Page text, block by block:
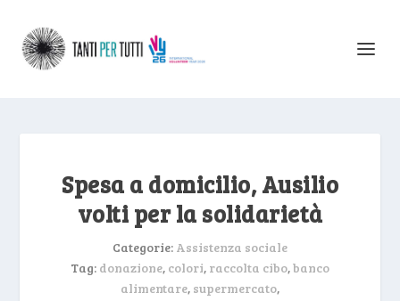
Spesa a domicilio, Ausilio
volti per la solidarietà
Categorie: Assistenza sociale
Tag: donazione, colori, raccolta cibo,banco
alimentare, supermercato,